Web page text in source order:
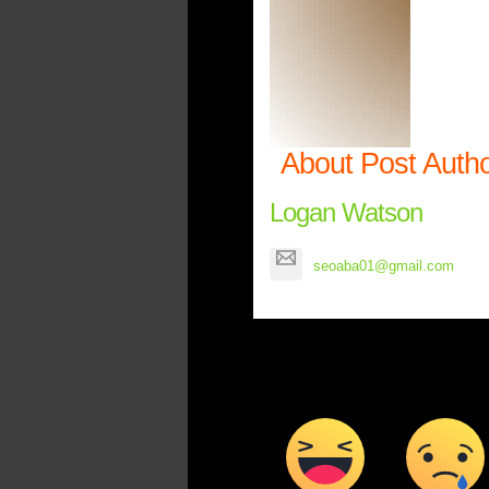
About Post
Logan Watson
seoaba01@gmail.com